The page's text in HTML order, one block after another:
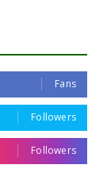
Fans
Followers
Followers